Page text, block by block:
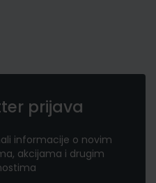
prijava
informacije o novim
akcijama i drugim